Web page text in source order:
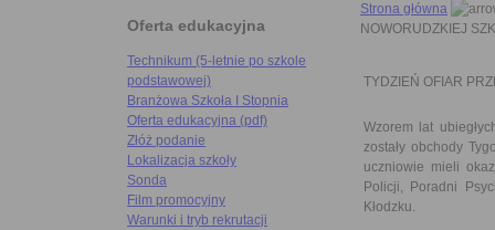
Oferta edukacyjna
Technikum (5-letnie po szkole
podstawowej)
Branżowa Szkoła I Stopnia
Oferta edukacyjna (pdf)
Złóż podanie
Lokalizacja szkoły
Sonda
Film promocyjny
Warunki i tryb rekrutacji
Strona główna
NOWORUDZKIEJ
TYDZIEŃ OFIAR
Wzorem lat
zostały obchody
uczniowie mieli
Policji, Poradni
Kłodzku.